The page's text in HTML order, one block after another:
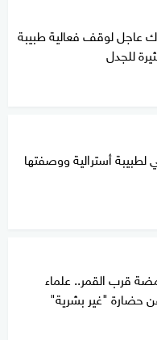
عاجل لوقف فعالية طبيبة
للجدل
أسترالية ووصفتها
قرب القمر.. علماء
حضارة "غير بشرية"